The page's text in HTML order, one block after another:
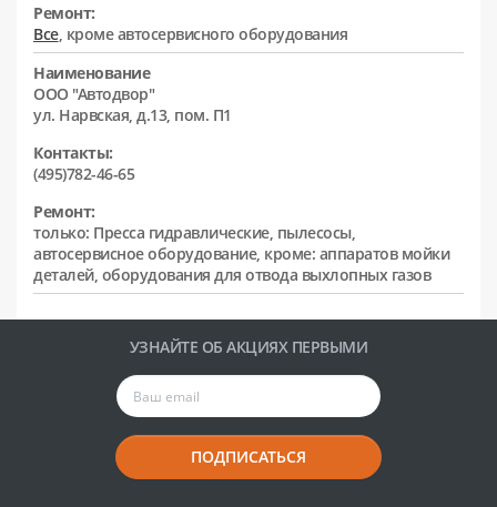
Ремонт:
Все, кроме автосервисного оборудования
Наименование
ООО "Автодвор"
ул. Нарвская, д.13, пом. П1
Контакты:
(495)782-46-65
Ремонт:
только: Пресса гидравлические, пылесосы,
автосервисное оборудование, кроме: аппаратов мойки
деталей, оборудования для отвода выхлопных газов
УЗНАЙТЕ ОБ АКЦИЯХ ПЕРВЫМИ
ПОДПИСАТЬСЯ